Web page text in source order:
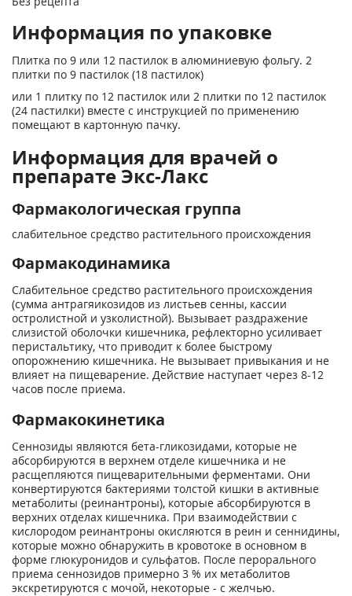
Информация по упаковке
Плитка по 9 или 12 пастилок в алюминиевую фольгу. 2
плитки по 9 пастилок (18 пастилок)
или 1 плитку по 12 пастилок или 2 плитки по 12 пастилок
(24 пастилки) вместе с инструкцией по применению
помещают в картонную пачку.
Информация для врачей о
препарате Экс-Лакс
Фармакологическая группа
слабительное средство растительного происхождения
Фармакодинамика
Слабительное средство растительного происхождения
(сумма антрагяикозидов из листьев сенны, кассии
остролистной и узколистной). Вызывает раздражение
слизистой оболочки кишечника, рефлекторно усиливает
перистальтику, что приводит к более быстрому
опорожнению кишечника. Не вызывает привыкания и не
влияет на пищеварение. Действие наступает через 8-12
часов после приема.
Фармакокинетика
Сеннозиды являются бета-гликозидами, которые не
абсорбируются в верхнем отделе кишечника и не
расщепляются пищеварительными ферментами. Они
конвертируются бактериями толстой кишки в активные
метаболиты (реинантроны), которые абсорбируются в
верхних отделах кишечника. При взаимодействии с
кислородом реинантроны окисляются в реин и сеннидины,
которые можно обнаружить в кровотоке в основном в
форме глюкуронидов и сульфатов. После перорального
приема сеннозидов примерно 3 % их метаболитов
экскретируются с мочой, некоторые - с желчью.